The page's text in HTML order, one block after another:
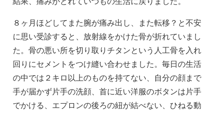
８ヶ月ほどしてまた腕が痛み出し、また転移？と不安
に思い受診すると、放射線をかけた骨が折れていまし
た。骨の悪い所を切り取りチタンという人工骨を入れ
回りにセメントをつけ縫い合わせました。毎日の生活
の中では２キロ以上のものを持てない、自分の顔まで
手が届かず片手の洗顔、首に近い洋服のボタンは片手
でかける、エプロンの後ろの紐が結べない、ひねる動